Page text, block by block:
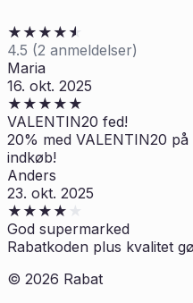
★ ★ ★ ★ ★
★
4.5 (2 anmeldelser)
Maria
16. okt. 2025
★ ★ ★ ★ ★
VALENTIN20 fed!
20% med VALENTIN20
indkøb!
Anders
23. okt. 2025
★ ★ ★ ★
God supermarked
Rabatkoden plus kvalitet
© 2026 Rabat